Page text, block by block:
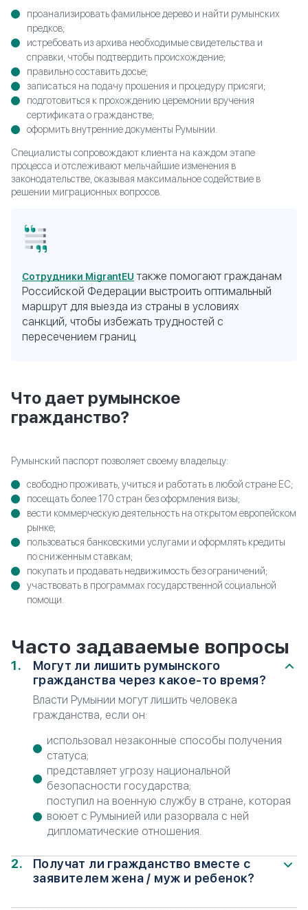
проанализировать фамильное дерево и найти румынских
предков;
истребовать из архива необходимые свидетельства и
справки, чтобы подтвердить происхождение;
правильно составить досье;
записаться на подачу прошения и процедуру присяги;
подготовиться к прохождению церемонии вручения
сертификата о гражданстве;
оформить внутренние документы Румынии.
Специалисты сопровождают клиента на каждом этапе
процесса и отслеживают мельчайшие изменения в
законодательстве, оказывая максимальное содействие в
решении миграционных вопросов.
Сотрудники MigrantEU также помогают гражданам
Российской Федерации выстроить оптимальный
маршрут для выезда из страны в условиях
санкций, чтобы избежать трудностей с
пересечением границ.
Что дает румынское
гражданство?
Румынский паспорт позволяет своему владельцу:
свободно проживать, учиться и работать в любой стране ЕС;
посещать более 170 стран без оформления визы;
вести коммерческую деятельность на открытом европейском
рынке;
пользоваться банковскими услугами и оформлять кредиты
по сниженным ставкам;
покупать и продавать недвижимость без ограничений;
участвовать в программах государственной социальной
помощи.
Часто задаваемые вопросы
Могут ли лишить румынского
гражданства через какое-то время?
Власти Румынии могут лишить человека
гражданства, если он:
использовал незаконные способы получения
статуса;
представляет угрозу национальной
безопасности государства;
поступил на военную службу в стране, которая
воюет с Румынией или разорвала с ней
дипломатические отношения.
Получат ли гражданство вместе с
заявителем жена / муж и ребенок?
КОНСУЛЬТАЦИЯ
СПЕЦИАЛИСТА
ЗАПОЛНИТЕ ФОРМУ
Имя*
Номер телефона
ЗАКАЗАТЬ КОНСУЛЬТАЦИЮ